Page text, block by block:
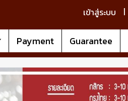
เข้าสู่ระบบ
Payment Guarantee